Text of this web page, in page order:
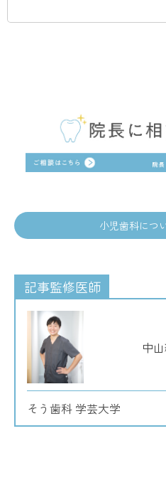
小児歯科につ
記事監修医師
中
そう歯科 学芸大学